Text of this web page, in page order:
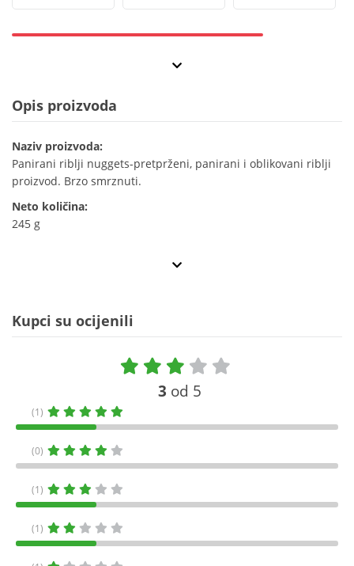
Opis proizvoda
Naziv proizvoda:
Panirani riblji nuggets-pretprženi, panirani i oblikovani riblji
proizvod. Brzo smrznuti.
Neto količina:
245 g
Kupci su ocijenili
3 od 5
(1)
(0)
(1)
(1)